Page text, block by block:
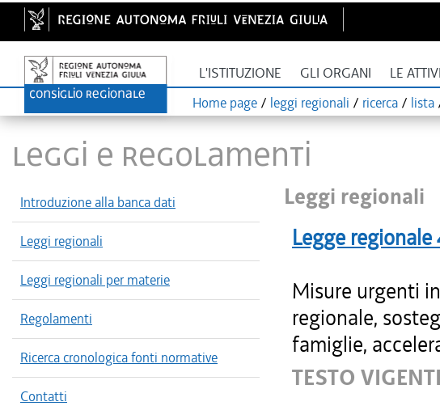
L'ISTITUZIONE GLI ORGANI LE
Home page / leggi regionali / ricerca / lista
LEGGI E REGOLAMENTI
Introduzione alla banca dati
Leggi regionali
Leggi regionali per materie
Regolamenti
Ricerca cronologica fonti normative
Contatti
Leggi regionali
Legge regionale
Misure urgenti
regionale,
famiglie,
TESTO